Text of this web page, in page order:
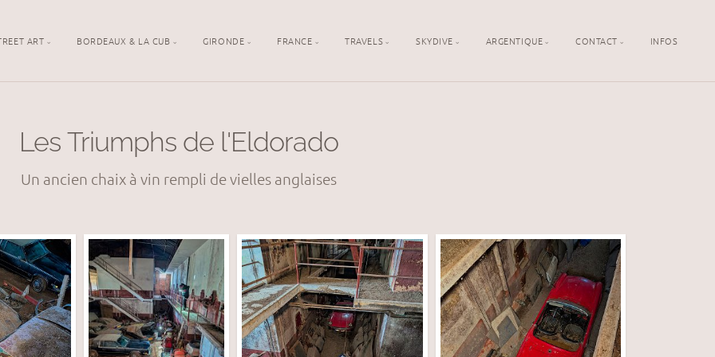
ART BORDEAUX & LA CUB GIRONDE FRANCE TRAVELS SKYDIVE ARGENTIQUE CONTACT INFOS
Les Triumphs de l'Eldorado
Un ancien chaix à vin rempli de vielles anglaises